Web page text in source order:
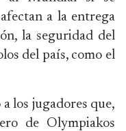
a la entrega
la seguridad del
del país, como el
los jugadores que,
de Olympiakos